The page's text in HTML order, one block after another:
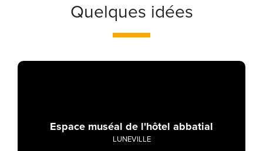
Quelques idées
Espace muséal de l'hôtel abbatial
LUNEVILLE